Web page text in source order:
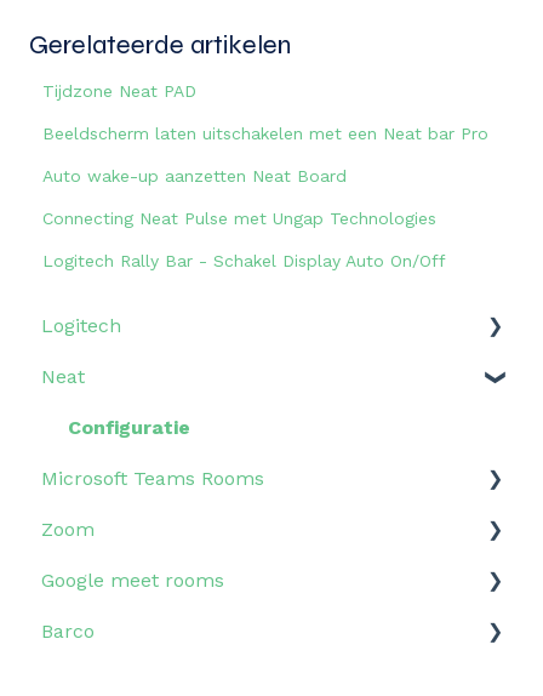
Gerelateerde artikelen
Tijdzone Neat PAD
Beeldscherm laten uitschakelen met een Neat bar Pro
Auto wake-up aanzetten Neat Board
Connecting Neat Pulse met Ungap Technologies
Logitech Rally Bar - Schakel Display Auto On/Off
Logitech
Veelgestelde vragen
Configuratie
Neat
Configuratie
Microsoft Teams Rooms
Updates
Implementatie
Tutorials
Zoom
Veelgestelde vragen
Implementatie
Google meet rooms
Implementatie
Barco